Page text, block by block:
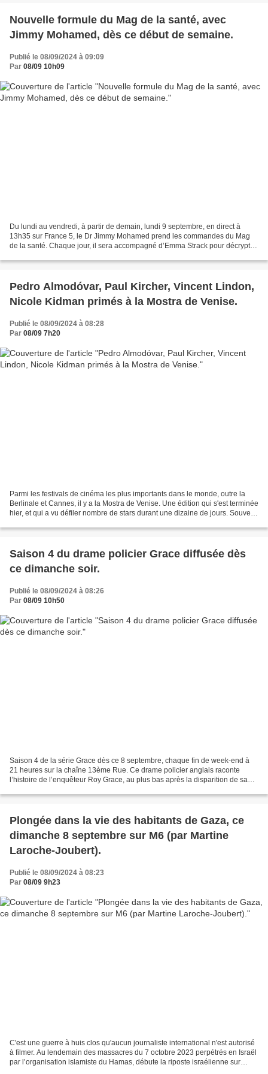
Nouvelle formule du Mag de la santé, avec
Jimmy Mohamed, dès ce début de semaine.
Publié le 08/09/2024 à 09:09
Par 08/09 10h09
Du lundi au vendredi, à partir de demain, lundi 9 septembre, en direct à
13h35 sur France 5, le Dr Jimmy Mohamed prend les commandes du Mag
de la santé. Chaque jour, il sera accompagné d’Emma Strack pour décrypter
Pedro Almodóvar, Paul Kircher, Vincent Lindon,
Nicole Kidman primés à la Mostra de Venise.
Publié le 08/09/2024 à 08:28
Par 08/09 7h20
Parmi les festivals de cinéma les plus importants dans le monde, outre la
Berlinale et Cannes, il y a la Mostra de Venise. Une édition qui s'est terminée
hier, et qui a vu défiler nombre de stars durant une dizaine de jours. Souvent
Saison 4 du drame policier Grace diffusée dès
ce dimanche soir.
Publié le 08/09/2024 à 08:26
Par 08/09 10h50
Saison 4 de la série Grace dès ce 8 septembre, chaque fin de week-end à
21 heures sur la chaîne 13ème Rue. Ce drame policier anglais raconte
l’histoire de l’enquêteur Roy Grace, au plus bas après la disparition de sa
Plongée dans la vie des habitants de Gaza, ce
dimanche 8 septembre sur M6 (par Martine
Laroche-Joubert).
Publié le 08/09/2024 à 08:23
Par 08/09 9h23
C'est une guerre à huis clos qu'aucun journaliste international n'est autorisé
à filmer. Au lendemain des massacres du 7 octobre 2023 perpétrés en Israël
par l’organisation islamiste du Hamas, débute la riposte israélienne sur